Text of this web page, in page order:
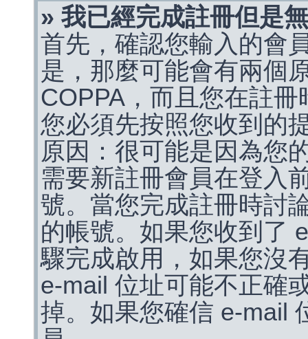
» 我已經完成註冊但是
首先，確認您輸入的會
是，那麼可能會有兩個
COPPA，而且您在註
您必須先按照您收到的
原因：很可能是因為您
需要新註冊會員在登入
號。當您完成註冊時討
的帳號。如果您收到了
驟完成啟用，如果您沒
e-mail 位址可能不正確
掉。如果您確信 e-mail